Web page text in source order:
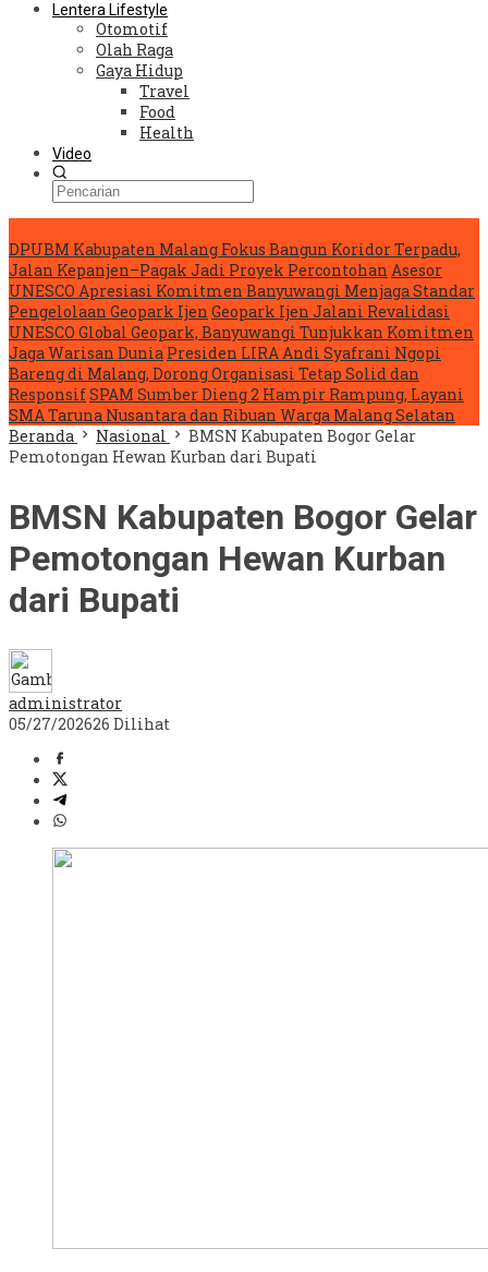
Lentera Lifestyle
Otomotif
Olah Raga
Gaya Hidup
Travel
Food
Health
Video
DPUBM Kabupaten Malang Fokus Bangun Koridor Terpadu,
Jalan Kepanjen–Pagak Jadi Proyek Percontohan Asesor
UNESCO Apresiasi Komitmen Banyuwangi Menjaga Standar
Pengelolaan Geopark Ijen Geopark Ijen Jalani Revalidasi
UNESCO Global Geopark, Banyuwangi Tunjukkan Komitmen
Jaga Warisan Dunia Presiden LIRA Andi Syafrani Ngopi
Bareng di Malang, Dorong Organisasi Tetap Solid dan
ResponsifSPAM Sumber Dieng 2 Hampir Rampung, Layani
SMA Taruna Nusantara dan Ribuan Warga Malang Selatan
Beranda
Nasional
BMSN Kabupaten Bogor Gelar
Pemotongan Hewan Kurban dari Bupati
BMSN Kabupaten Bogor Gelar
Pemotongan Hewan Kurban
dari Bupati
administrator
05/27/202626 Dilihat